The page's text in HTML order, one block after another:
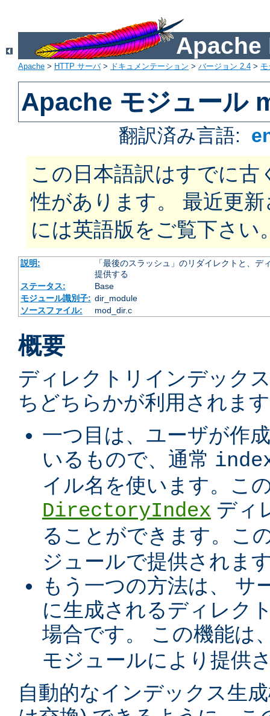
Apache
Apache > HTTP サーバ> ドキュメンテーション > バージョン 2.4 >
Apache モジュール
翻訳済み言語:
この日本語訳はすでに古
性があります。 最近更
には英語版をご覧下さい
説明:
「最後のスラッシュ」のリダイレクトと、
提供する
ステータス:
Base
モジュール識別子: dir_module
ソースファイル:
mod_dir.c
概要
ディレクトリインデック
ちどちらかが利用されま
一つ目は、ユーザが作
いるもので、通常
イル名を使います。こ
DirectoryIndex ディ
ることができます。こ
ジュールで提供されま
もう一つの方法は、 サ
に生成されるディレク
場合です。 この機能は
モジュールにより提供
自動的なインデックス生